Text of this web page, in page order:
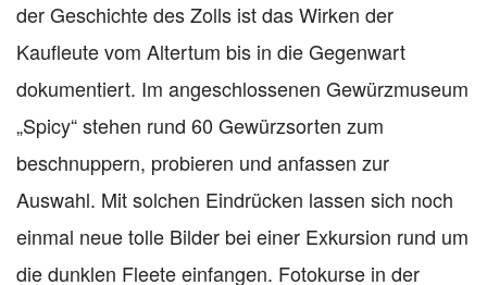
der Geschichte des Zolls ist das Wirken der
Kaufleute vom Altertum bis in die Gegenwart
dokumentiert. Im angeschlossenen Gewürzmuseum
„Spicy“ stehen rund 60 Gewürzsorten zum
beschnuppern, probieren und anfassen zur
Auswahl. Mit solchen Eindrücken lassen sich noch
einmal neue tolle Bilder bei einer Exkursion rund um
die dunklen Fleete einfangen. Fotokurse in der